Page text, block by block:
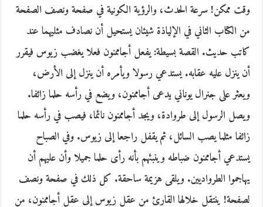
وقت ممكن! سرعة الحدث، والرؤية الكونية في صفحة ونصف الصفحة
من الكتاب الثاني في الإلياذة شيئان يستحيل أن نصادف مثليهما عند
كاتب حديث. القصة بسيطة: يفعل أجاممنون فعلا يغضب زيوس فيقرر
أن ينزل عليه عقابه. يستدعي رسولا ويأمره أن ينزل إلى الأرض،
ويعثر على جنرال يوناني يدعى أجاممنون، ويضع في رأسه حلما زائفا.
ويصل الرسول إلى طروادة، ويجد أجاممنون نائما، فيصب في رأسه حلما
زائفا مثلما يصب السائل، ثم يقفل راجعا إلى زيوس. وفي الصباح
يستدعي أجاممنون ضباطه وينبئهم بأنه رأى حلما جميلا وأن عليهم أن
يهاجموا الطرواديين. ويلقى هزيمة ساحقة. كل ذلك في صفحة ونصف
لصفحة! ينتقل خلالها القارئ من عقل زيوس إلى عقل أجاممنون، من